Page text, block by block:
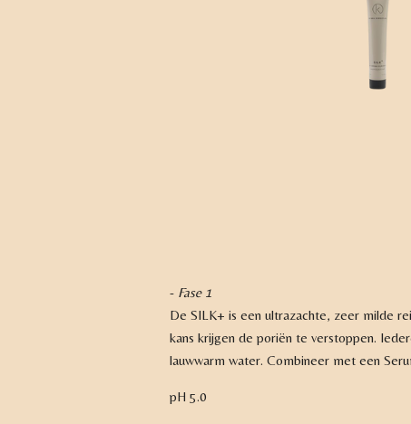
- Fase 1
De SILK+ is een ultrazachte, zeer milde
kans krijgen de poriën te verstoppen.
lauwwarm water. Combineer met een
pH 5.0